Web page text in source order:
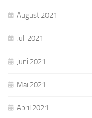
August 2021
Juli 2021
Juni 2021
Mai 2021
April 2021